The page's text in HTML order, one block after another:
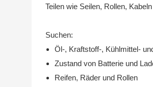
Teilen wie Seilen, Rollen,
Suchen:
Öl-, Kraftstoff-, Kühlmittel-
Zustand von Batterie und
Reifen, Räder und Rollen